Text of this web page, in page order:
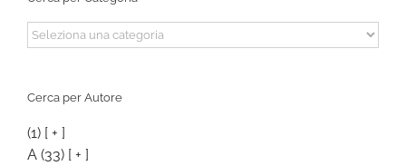
Cerca
per
Cerca per Autore
(1) [ + ]
A (33) [ + ]